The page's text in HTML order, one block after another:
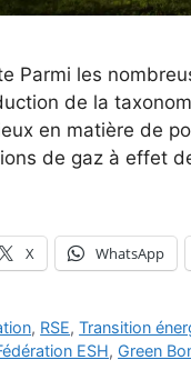
Parmi les
de la
en matière de
de gaz à effet
X WhatsApp
, RSE,Transition
ESH, Green